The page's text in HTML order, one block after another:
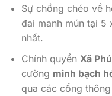
Sự chồng chéo về
đai manh mún tại 5
nhất.
Chính quyền Xã
cường minh bạch
qua các cổng